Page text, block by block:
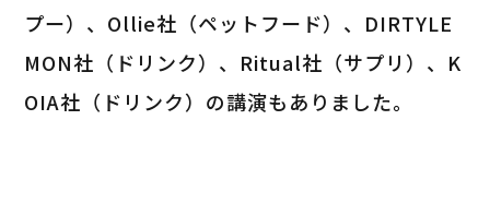
プー）、Ollie社（ペットフード）、DIRTYLE
MON社（ドリンク）、Ritual社（サプリ）、K
OIA社（ドリンク）の講演もありました。